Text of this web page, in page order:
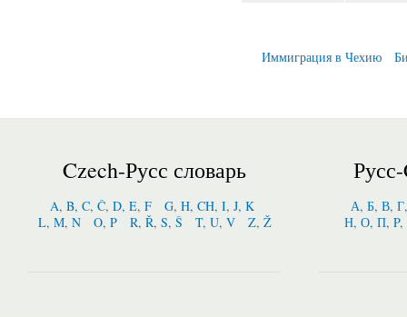
Иммиграция в Чехию
Czech-Русс словарь
A, B, C, Č, D, E, F
G, H, CH, I, J, K
L, M, N
O, P R, Ř, S, Š T, U, V Z, Ž
А, Б, В,
Н, О, П,